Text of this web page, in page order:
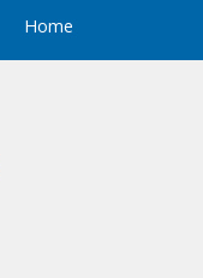
Home